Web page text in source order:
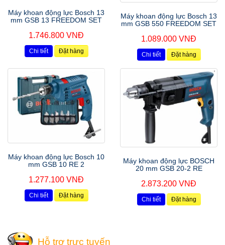
Máy khoan động lực Bosch 13
mm GSB 13 FREEDOM SET
1.746.800 VNĐ
Chi tiết Đặt hàng
Máy khoan động lực Bosch 13
mm GSB 550 FREEDOM SET
1.089.000 VNĐ
Chi tiết Đặt hàng
Máy khoan động lực Bosch 10
mm GSB 10 RE 2
1.277.100 VNĐ
Chi tiết Đặt hàng
Máy khoan động lực BOSCH
20 mm GSB 20-2 RE
2.873.200 VNĐ
Chi tiết Đặt hàng
Hỗ trợ trực tuyến